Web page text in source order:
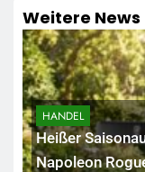
Weitere News
HANDEL
Heißer
Napoleon